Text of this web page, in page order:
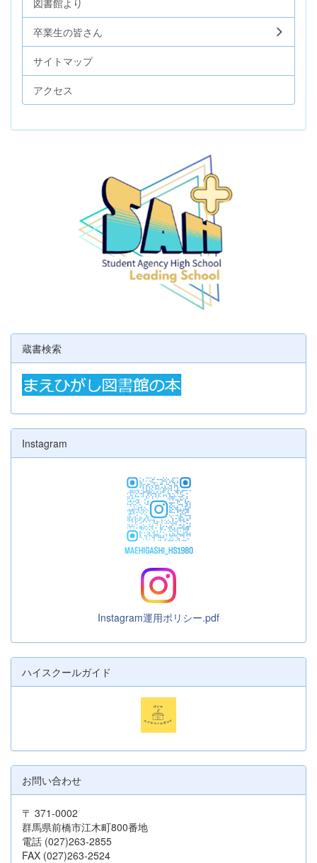
卒業生の皆さん
サイトマップ
アクセス
蔵書検索
Instagram
Instagram運用ポリシー.pdf
ハイスクールガイド
お問い合わせ
〒 371-0002
群馬県前橋市江木町800番地
電話 (027)263-2855
FAX (027)263-2524